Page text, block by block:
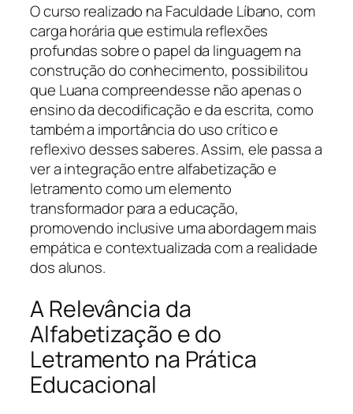
O curso realizado na Faculdade Líbano, com
carga horária que estimula reflexões
profundas sobre o papel da linguagem na
construção do conhecimento, possibilitou
que Luana compreendesse não apenas o
ensino da decodificação e da escrita, como
também a importância do uso crítico e
reflexivo desses saberes. Assim, ele passa a
ver a integração entre alfabetização e
letramento como um elemento
transformador para a educação,
promovendo inclusive uma abordagem mais
empática e contextualizada com a realidade
dos alunos.
A Relevância da
Alfabetização e do
Letramento na Prática
Educacional